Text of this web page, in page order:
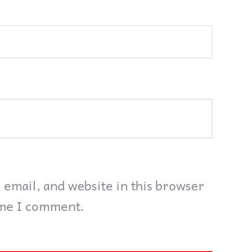
email, and website in this browser
I comment.